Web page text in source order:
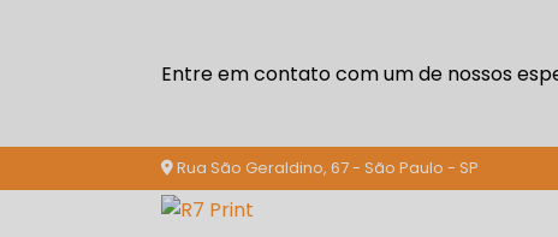
Entre em contato com um de nossos
Rua São Geraldino, 67 - São Paulo - SP